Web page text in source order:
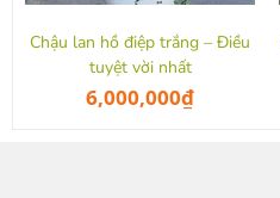
Chậu lan hồ điệp trắng – Điều
tuyệt vời nhất
6,000,000₫